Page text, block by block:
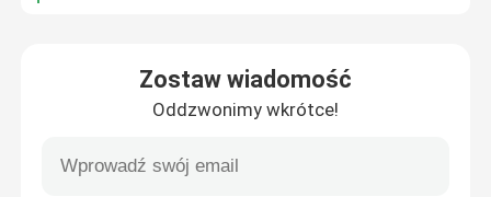
pręt z węglika wolframu
Zostaw wiadomość
Oddzwonimy wkrótce!